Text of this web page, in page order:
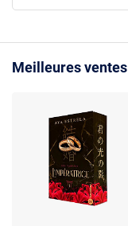
Meilleures ventes